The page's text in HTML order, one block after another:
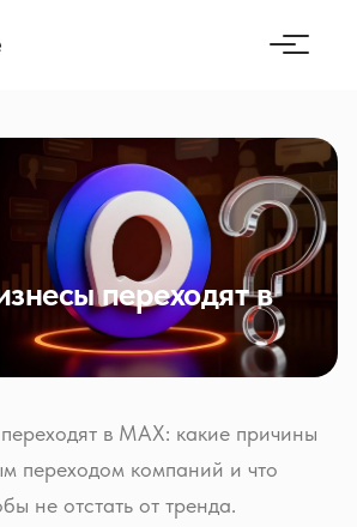
переходят в
в MAX: какие причины
переходом компаний и что
не отстать от тренда.